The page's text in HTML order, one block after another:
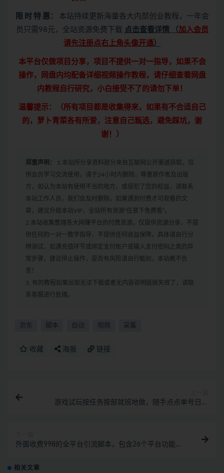
限 时 特 惠： 本站持续更新海量各大内部创业教程，一年会
员只需98元，全站资源免费下载 点击查看详情（加入会员
请先注册点右上角头像开通）
本平台仅做项目分享，项目不提供一对一指导，如果不会
操作，网盘内均配备详细视频操作教程，请仔细查看网盘
内教程自行研究，小白接受不了的请勿下单！
温馨提示：（所有项目都是收集得来，如果有不合适自己
的，萝卜青菜各有所爱，注意自己甄选，避免踩坑，谢
谢！）
郑重声明：
1.本站所分享资料部分来自互联网公开渠道获取，仅
供会员学习交流使用，请于24小时内删除，尊重原作者及出版
方，如认为本站有使用不当的地方，或侵犯了您的权益，请联系
本站工作人员，我们会及时删除。如果遇到付费才可观看的文
章，建议升级本站VIP，全站所有资源“任意下免费看”。
2.本站收集整理各大网赚平台的付费资源，仅提供资源分享，不提
供任何的一对一教学指导，不提供任何收益保障，具体请自行分
辨测试，如遇充值环节或绑定支付账户或输入支付密码之类的异
常步骤，建议停止操作，是否有风险请自行甄别，本站概不负
责！
3. 有的教程如果出现无法下载或者无内容说明链接失效了，请联
系客服进行处理。
京东 脚本 自动 视频 采集
收藏 海报 链接
游戏试玩按任务按部就班地做，随手点点单号日入
外面收费998的全平台引流脚本，包含26个平台功能齐
相关文章